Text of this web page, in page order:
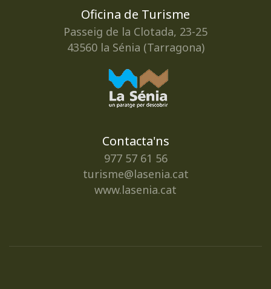
Oficina de Turisme
Passeig de la Clotada, 23-25
43560 la Sénia (Tarragona)
Contacta'ns
977 57 61 56
turisme@lasenia.cat
www.lasenia.cat